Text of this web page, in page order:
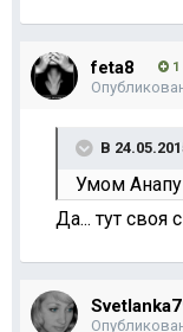
feta8 1
В
Умом
Да... тут своя